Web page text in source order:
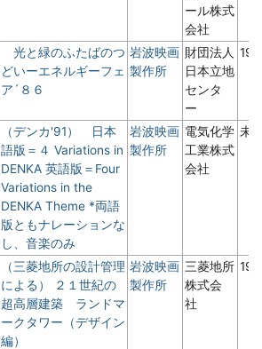
ール株式
会社
光と緑のふたばのつ
どいーエネルギーフェ
ア´８６
岩波映画
製作所
財団法人
日本立地
センタ
ー
（デンカ'91） 日本
語版＝４ Variations in
DENKA 英語版＝Four
Variations in the
DENKA Theme *両語
版ともナレーションな
し、音楽のみ
岩波映画
製作所
電気化学
工業株式
会社
未
（三菱地所の設計管理
による） ２１世紀の
超高層建築 ランドマ
ークタワー（デザイン
編）
岩波映画
製作所
三菱地所
株式会
社